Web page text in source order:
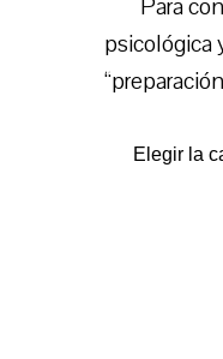
Para
psicológica